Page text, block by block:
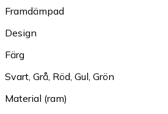
Framdämpad
Design
Färg
Svart, Grå, Röd, Gul, Grön
Material (ram)